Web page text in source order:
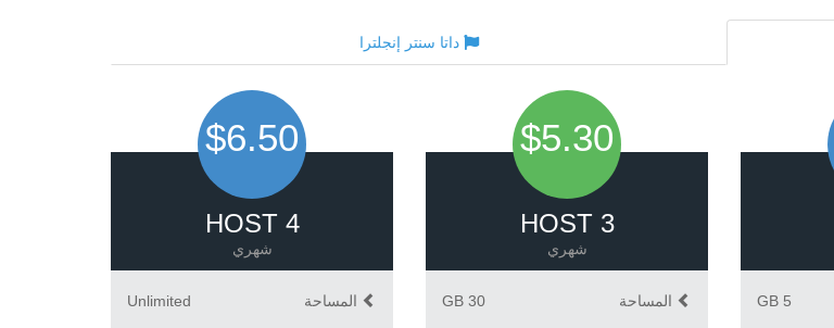
داتا سنتر إنجلترا
5 GB
$5.30
HOST 3
شهري
المساحة 30 GB
$6.50
HOST 4
شهري
المساحة Unlimited